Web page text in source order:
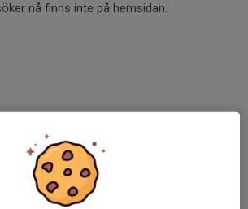
nå finns inte på hemsidan.